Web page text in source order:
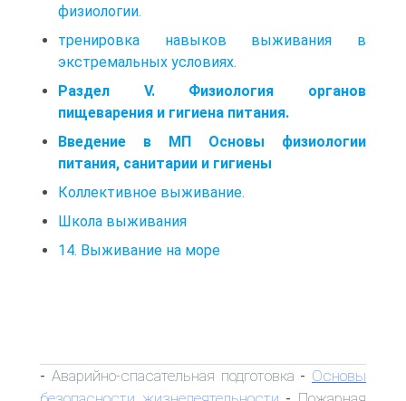
физиологии.
тренировка навыков выживания в
экстремальных условиях.
Раздел V. Физиология органов
пищеварения и гигиена питания.
Введение в МП Основы физиологии
питания, санитарии и гигиены
Коллективное выживание.
Школа выживания
14. Выживание на море
- Аварийно-спасательная подготовка - Основы